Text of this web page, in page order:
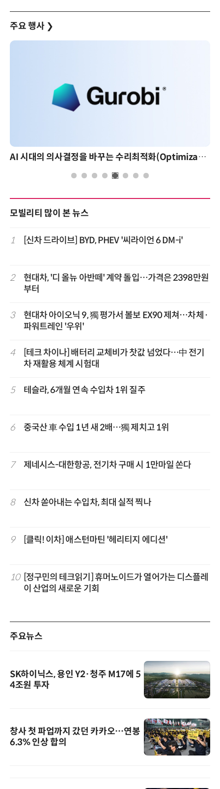
주요 행사 ❯
AI 시대의 의사결정을 바꾸는 수리최적화(Optimization): 실제 산업 적용 사례와 활용 전략
모빌리티 많이 본 뉴스
1 [신차 드라이브] BYD, PHEV '씨라이언 6 DM-i'
2
현대차, '디 올뉴 아반떼' 계약 돌입…가격은 2398만원
부터
3
현대차 아이오닉 9, 獨 평가서 볼보 EX90 제쳐…차체·
파워트레인 '우위'
4
[테크 차이나] 배터리 교체비가 찻값 넘었다…中 전기
차 재활용 체계 시험대
5 테슬라, 6개월 연속 수입차 1위 질주
6 중국산 車 수입 1년 새 2배…獨 제치고 1위
7 제네시스-대한항공, 전기차 구매 시 1만마일 쏜다
8 신차 쏟아내는 수입차, 최대 실적 찍나
9 [클릭! 이차] 애스턴마틴 '헤리티지 에디션'
10
[정구민의 테크읽기] 휴머노이드가 열어가는 디스플레
이 산업의 새로운 기회
주요뉴스
SK하이닉스, 용인 Y2·청주 M17에 5
4조원 투자
창사 첫 파업까지 갔던 카카오…연봉
6.3% 인상 합의